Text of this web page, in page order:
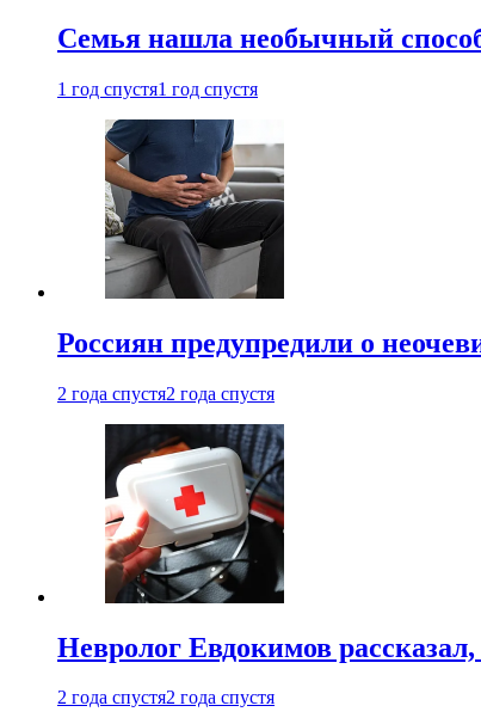
Семья нашла необычный
1 год спустя1 год спустя
Россиян предупредили о
2 года спустя2 года спустя
Невролог Евдокимов
2 года спустя2 года спустя